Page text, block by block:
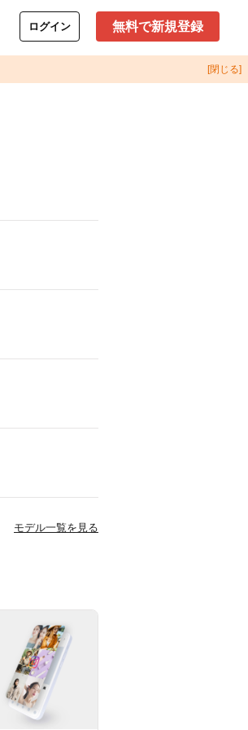
ログイン 無料で新規登録
[閉じる]
モデル一覧を見る